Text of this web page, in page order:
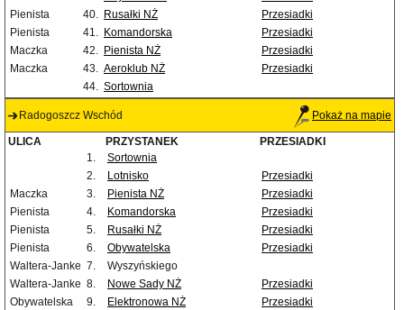
Pienista
40. Rusałki NŻ
Przesiadki
Pienista
41. Komandorska
Przesiadki
Maczka
42. Pienista NŻ
Przesiadki
Maczka
43. Aeroklub NŻ
Przesiadki
44. Sortownia
Radogoszcz Wschód Pokaż na mapie
ULICA PRZYSTANEK
PRZESIADKI
1.
Sortownia
2.
Lotnisko
Przesiadki
Maczka
3. Pienista NŻ
Przesiadki
Pienista
4. Komandorska
Przesiadki
Pienista
5. Rusałki NŻ
Przesiadki
Pienista
6. Obywatelska
Przesiadki
Waltera-Janke 7.
Wyszyńskiego
Waltera-Janke 8. Nowe Sady NŻ
Przesiadki
Obywatelska
9. Elektronowa NŻ
Przesiadki